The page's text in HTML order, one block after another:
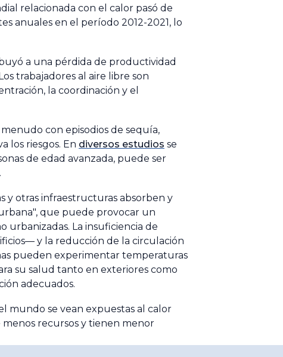
relacionada con el calor pasó de
anuales en el período 2012-2021, lo
a una pérdida de productividad
trabajadores al aire libre son
la coordinación y el
con episodios de sequía,
los riesgos. En diversos estudios se
de edad avanzada, puede ser
y otras infraestructuras absorben y
que puede provocar un
urbanizadas. La insuficiencia de
y la reducción de la circulación
pueden experimentar temperaturas
su salud tanto en exteriores como
adecuados.
mundo se vean expuestas al calor
recursos y tienen menor